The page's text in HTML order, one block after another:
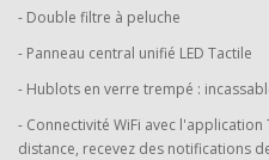
- Double filtre à peluche
- Panneau central unifié LED Tactile
- Hublots en verre trempé :
- Connectivité WiFi avec l'application
distance, recevez des notifications